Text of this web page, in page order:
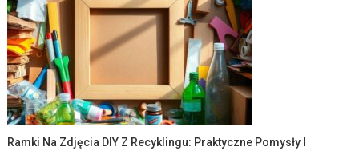
Ramki Na Zdjęcia DIY Z Recyklingu: Praktyczne Pomysły I